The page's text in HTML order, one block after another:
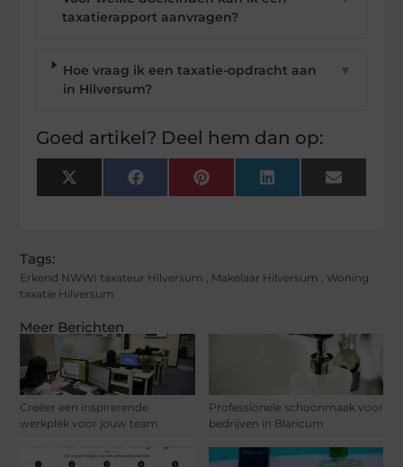
Meer Berichten
Creëer een inspirerende
werkplek voor jouw team
Professionele schoonmaak voor
bedrijven in Blaricum
taxatierapport aanvragen?
Hoe vraag ik een taxatie-opdracht aan
in Hilversum?
▼
Goed artikel? Deel hem dan op:
X
(Twitter)
FacebookPinterest LinkedIn Email
Tags:
Erkend NWWI taxateur Hilversum Makelaar Hilversum
Woning
taxatie Hilversum